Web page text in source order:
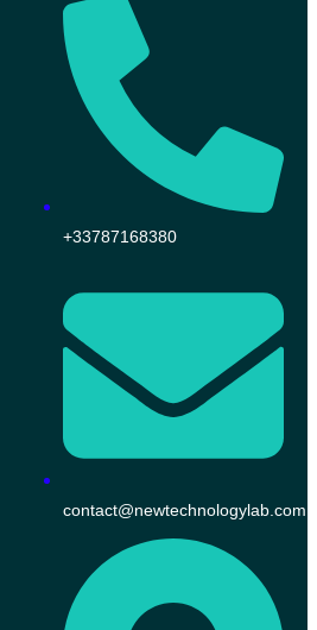
+33787168380
contact@newtechnologylab.com